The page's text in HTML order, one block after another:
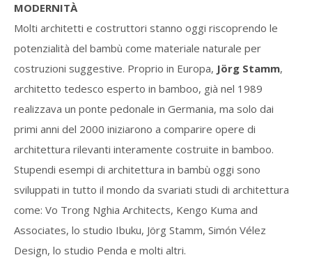
MODERNITÀ
Molti architetti e costruttori stanno oggi riscoprendo le
potenzialità del bambù come materiale naturale per
costruzioni suggestive. Proprio in Europa, Jörg Stamm,
architetto tedesco esperto in bamboo, già nel 1989
realizzava un ponte pedonale in Germania, ma solo dai
primi anni del 2000 iniziarono a comparire opere di
architettura rilevanti interamente costruite in bamboo.
Stupendi esempi di architettura in bambù oggi sono
sviluppati in tutto il mondo da svariati studi di architettura
come: Vo Trong Nghia Architects, Kengo Kuma and
Associates, lo studio Ibuku, Jörg Stamm, Simón Vélez
Design, lo studio Penda e molti altri.